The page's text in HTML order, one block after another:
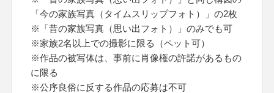
「今の家族写真（タイムスリップフォト）」の2枚
※「昔の家族写真（思い出フォト）」のみでも可
※家族2名以上での撮影に限る（ペット可）
※作品の被写体は、事前に肖像権の許諾があるもの
に限る
※公序良俗に反する作品の応募は不可